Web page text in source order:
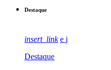
Destaque
insert_link
Destaque